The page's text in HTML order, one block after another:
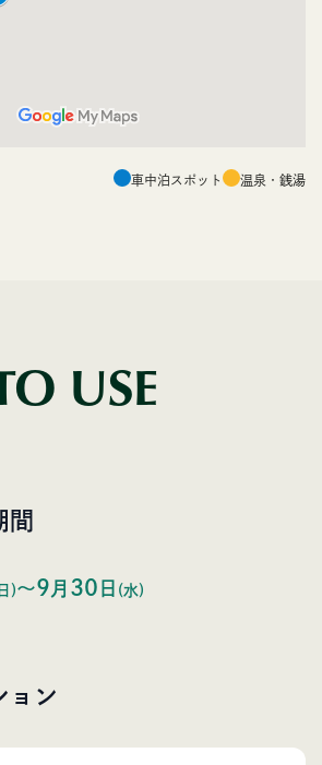
車中泊スポット 温泉・銭湯
USE
間
)〜9 月 30 日 (水)
ョン